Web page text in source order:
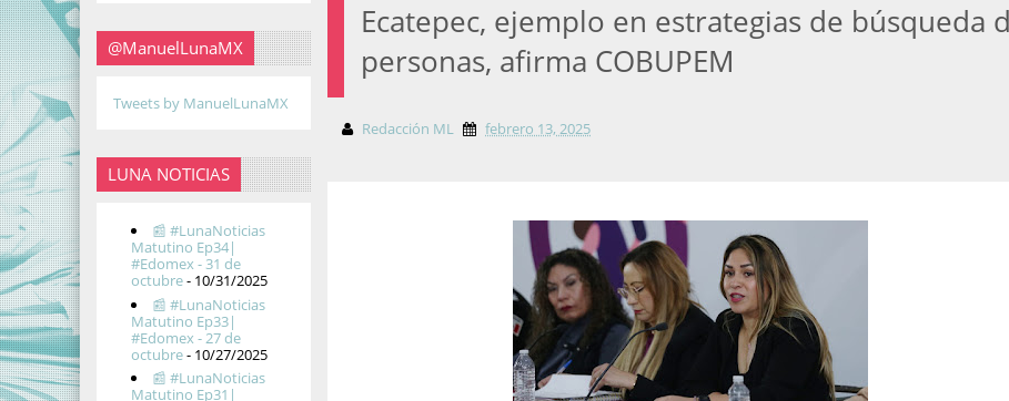
@ManuelLunaMX
Tweets by ManuelLunaMX
LUNA NOTICIAS
📰 #LunaNoticias
Matutino Ep34|
#Edomex - 31 de
octubre- 10/31/2025
📰 #LunaNoticias
Matutino Ep33|
#Edomex - 27 de
octubre- 10/27/2025
📰 #LunaNoticias
Matutino Ep31|
Ecatepec, ejemplo en estrategias de búsqueda
personas, afirma COBUPEM
Redacción ML febrero 13, 2025